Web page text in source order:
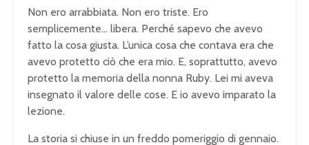
Non ero arrabbiata. Non ero triste. Ero
semplicemente… libera. Perché sapevo che avevo
fatto la cosa giusta. L’unica cosa che contava era che
avevo protetto ciò che era mio. E, soprattutto, avevo
protetto la memoria della nonna Ruby. Lei mi aveva
insegnato il valore delle cose. E io avevo imparato la
lezione.
La storia si chiuse in un freddo pomeriggio di gennaio.